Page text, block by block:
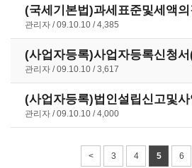
(국세기본법)과세표준및세액의
관리자 09.10.10 4,385
(사업자등록)사업자등록신청
관리자 09.10.10 3,617
(사업자등록)법인설립신고및사
관리자 09.10.10 4,000
< 3 4 5 6